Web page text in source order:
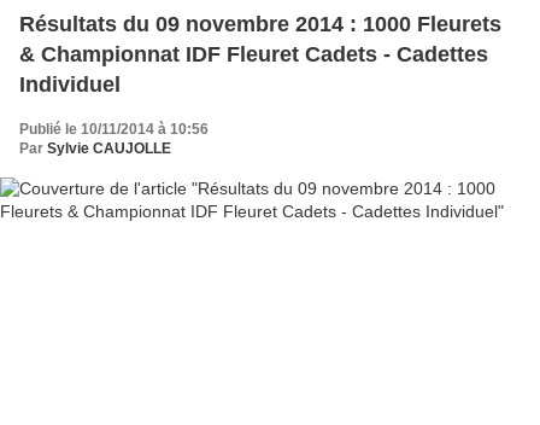
Résultats du 09 novembre 2014 : 1000 Fleurets
& Championnat IDF Fleuret Cadets - Cadettes
Individuel
Publié le 10/11/2014 à 10:56
Par Sylvie CAUJOLLE